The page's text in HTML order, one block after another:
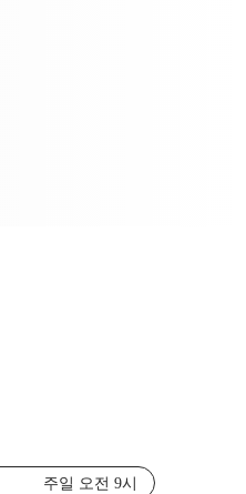
주일 오전 9시